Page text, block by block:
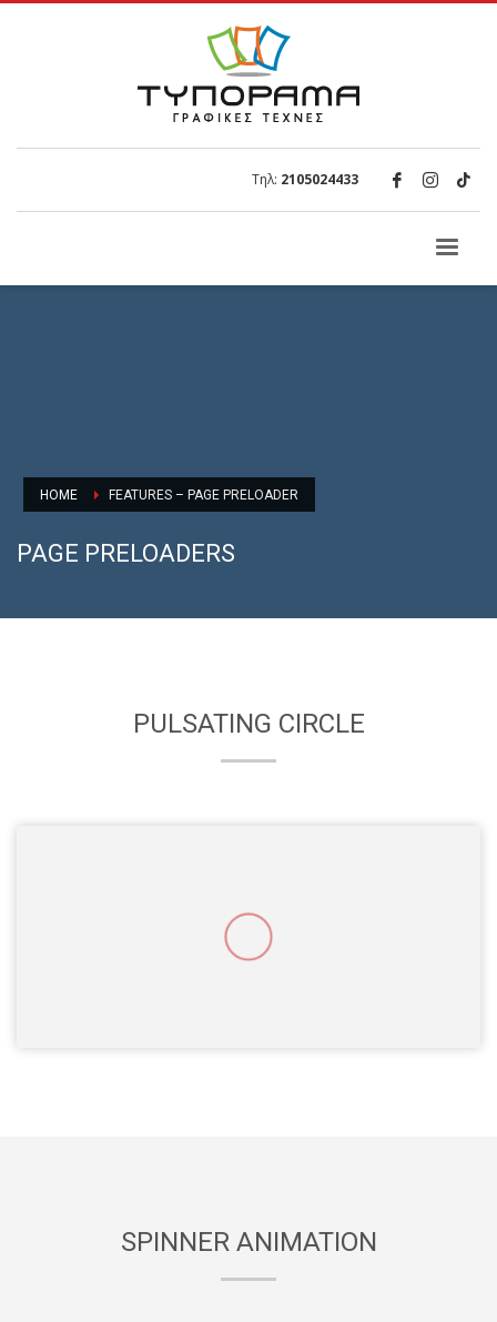
Τηλ: 2105024433
HOME FEATURES – PAGE PRELOADER
PAGE PRELOADERS
PULSATING CIRCLE
SPINNER ANIMATION